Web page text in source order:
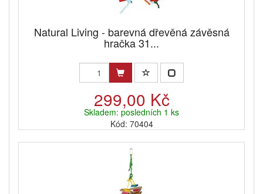
Natural Living - barevná dřevěná závěsná
hračka 31...
299,00 Kč
Skladem: posledních 1 ks
Kód: 70404